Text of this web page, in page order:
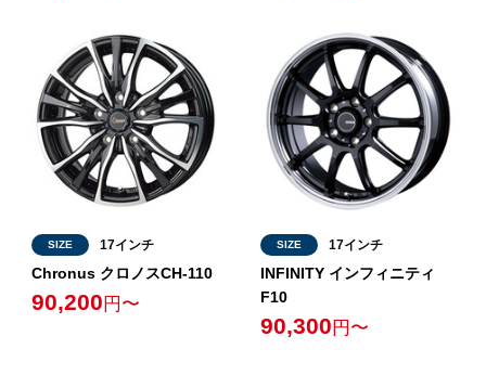
SIZE 17インチ
Chronus クロノスCH-110
90,200 円〜
SIZE 17インチ
INFINITY インフィニティ
F10
90,300 円〜